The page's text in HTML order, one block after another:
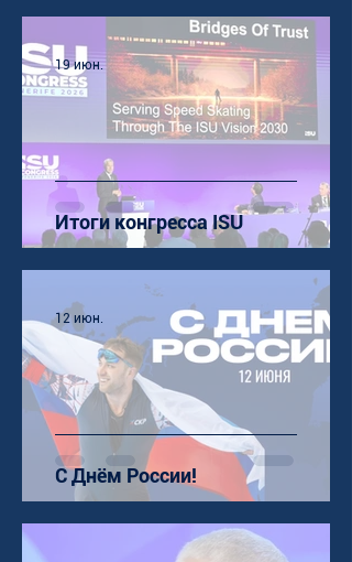
Итоги конгресса ISU
19 июн.
С Днём России!
12 июн.